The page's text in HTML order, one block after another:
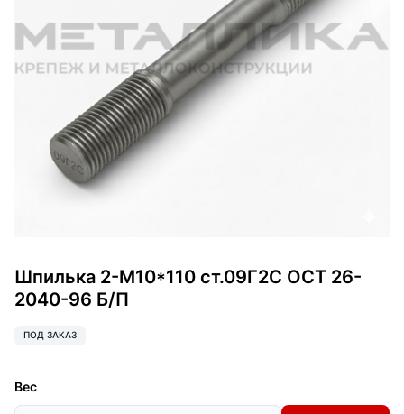
Шпилька 2-М10*110 ст.09Г2С ОСТ 26-
2040-96 Б/П
ПОД ЗАКАЗ
Вес